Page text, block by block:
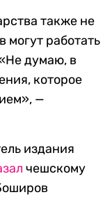
также не
могут работать
думаю, в
которое
—
издания
чешскому